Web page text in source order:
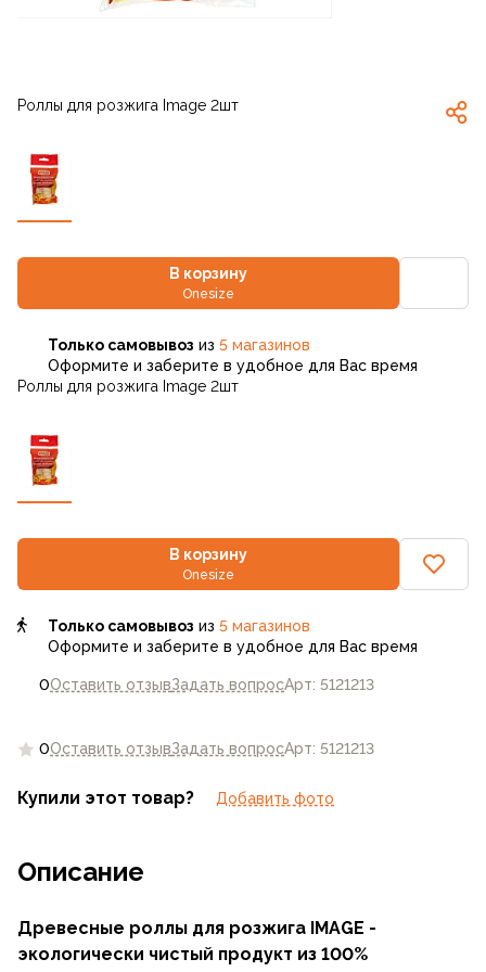
Роллы для розжига Image 2шт
В корзину
Onesize
0Оставить отзывЗадать вопросАрт: 5121213
Только самовывоз из 5 магазинов
Оформите и заберите в удобное для Вас время
Роллы для розжига Image 2шт
В корзину
Onesize
0Оставить отзывЗадать вопросАрт: 5121213
Только самовывоз из 5 магазинов
Оформите и заберите в удобное для Вас время
Купили этот товар? Добавить фото
Описание
Древесные роллы для розжига IMAGE -
экологически чистый продукт из 100%